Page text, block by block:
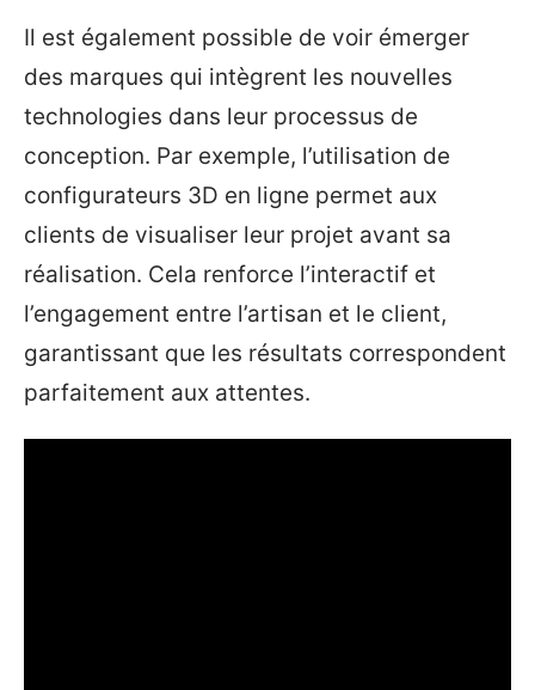
Il est également possible de voir émerger
des marques qui intègrent les nouvelles
technologies dans leur processus de
conception. Par exemple, l’utilisation de
configurateurs 3D en ligne permet aux
clients de visualiser leur projet avant sa
réalisation. Cela renforce l’interactif et
l’engagement entre l’artisan et le client,
garantissant que les résultats correspondent
parfaitement aux attentes.